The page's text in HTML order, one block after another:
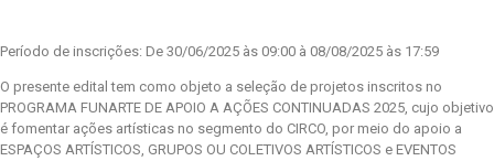
Período de inscrições: De 30/06/2025 às 09:00 à 08/08/2025 às 17:59
O presente edital tem como objeto a seleção de projetos inscritos no
PROGRAMA FUNARTE DE APOIO A AÇÕES CONTINUADAS 2025, cujo objetivo
é fomentar ações artísticas no segmento do CIRCO, por meio do apoio a
ESPAÇOS ARTÍSTICOS, GRUPOS OU COLETIVOS ARTÍSTICOS e EVENTOS